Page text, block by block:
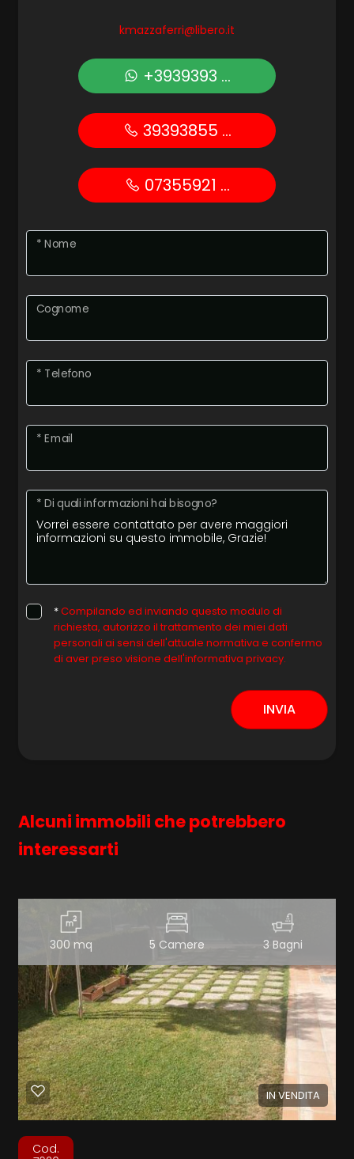
kmazzaferri@libero.it
+3939393 ...
39393855 ...
07355921 ...
* Nome
Cognome
* Telefono
* Email
* Di quali informazioni hai bisogno?
*Compilando ed inviando questo modulo di
richiesta, autorizzo il trattamento dei miei dati
personali ai sensi dell'attuale normativa e confermo
di aver preso visione dell'informativa privacy.
INVIA
Alcuni immobili che potrebbero
interessarti
300 mq 5 Camere 3 Bagni
IN VENDITA
Cod.
Posto auto/Box
Balcone/Terrazzo
Ascensore
Arredato